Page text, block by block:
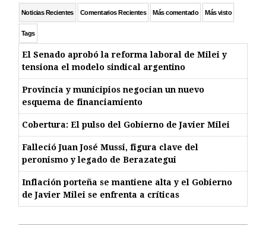
Noticias Recientes Comentarios Recientes Más comentado Más visto
Tags
El Senado aprobó la reforma laboral de Milei y
tensiona el modelo sindical argentino
Provincia y municipios negocian un nuevo
esquema de financiamiento
Cobertura: El pulso del Gobierno de Javier Milei
Falleció Juan José Mussi, figura clave del
peronismo y legado de Berazategui
Inflación porteña se mantiene alta y el Gobierno
de Javier Milei se enfrenta a críticas